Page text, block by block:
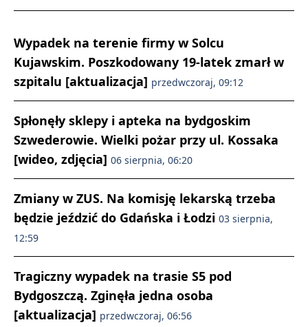
Wypadek na terenie firmy w Solcu
Kujawskim. Poszkodowany 19-latek zmarł w
szpitalu [aktualizacja] przedwczoraj, 09:12
Spłonęły sklepy i apteka na bydgoskim
Szwederowie. Wielki pożar przy ul. Kossaka
[wideo, zdjęcia] 06 sierpnia, 06:20
Zmiany w ZUS. Na komisję lekarską trzeba
będzie jeździć do Gdańska i Łodzi 03 sierpnia,
12:59
Tragiczny wypadek na trasie S5 pod
Bydgoszczą. Zginęła jedna osoba
[aktualizacja] przedwczoraj, 06:56